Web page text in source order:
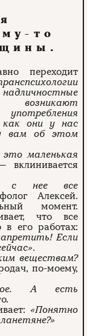
то
переходит
возникают
они у нас
вам об этом
маленькая
вклинивается
с нее все
Алексей.
момент.
что все
в его работах:
Если
.
веществам?
по-моему,
А есть
«Понятно